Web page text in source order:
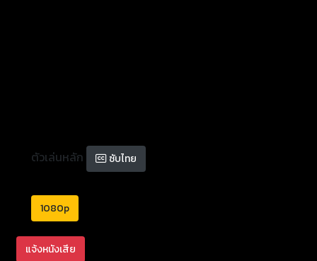
ตัวเล่นหลัก ซับไทย
1080p
แจ้งหนังเสีย